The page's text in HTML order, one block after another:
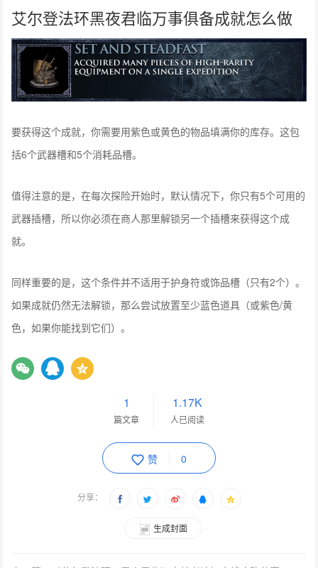
艾尔登法环黑夜君临万事俱备成就怎么做
要获得这个成就，你需要用紫色或黄色的物品填满你的库存。这包
括6个武器槽和5个消耗品槽。
值得注意的是，在每次探险开始时，默认情况下，你只有5个可用的
武器插槽，所以你必须在商人那里解锁另一个插槽来获得这个成
就。
同样重要的是，这个条件并不适用于护身符或饰品槽（只有2个）。
如果成就仍然无法解锁，那么尝试放置至少蓝色道具（或紫色/黄
色，如果你能找到它们）。
1
篇文章
1.17K
人已阅读
赞 0
分享：
生成封面